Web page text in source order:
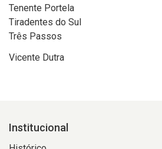
Tenente Portela
Tiradentes do Sul
Três Passos
Vicente Dutra
Institucional